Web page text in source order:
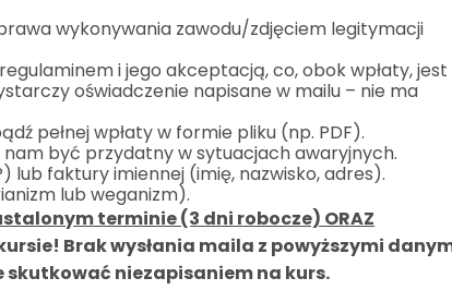
wykonywania zawodu/zdjęciem legitymacji
i jego akceptacją, co, obok wpłaty, jest
oświadczenie napisane w mailu – nie ma
pełnej wpłaty w formie pliku (np. PDF).
być przydatny w sytuacjach awaryjnych.
lub faktury imiennej (imię, nazwisko, adres).
lub weganizm).
terminie (3 dni robocze) ORAZ
Brak wysłania maila z powyższymi
niezapisaniem na kurs.